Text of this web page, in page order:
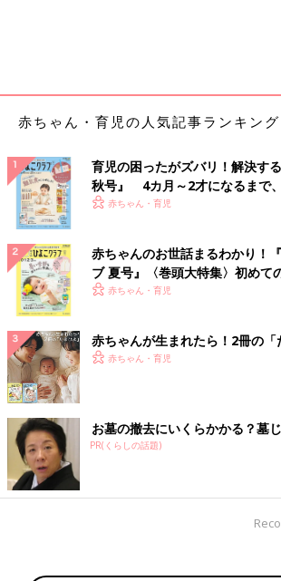
赤ちゃん・育児の人気記事ランキング
育児の困ったがズバリ！解決す
秋号』 4カ月～2才になるまで
いっぱい！
赤ちゃん・育児
赤ちゃんのお世話まるわかり！
ブ 夏号』〈巻頭大特集〉初めて
く！ おっぱい・ミルクの基本と
赤ちゃん・育児
赤ちゃんが生まれたら！2冊の「
赤ちゃん・育児
お墓の撤去にいくらかかる？墓
PR(くらしの話題)